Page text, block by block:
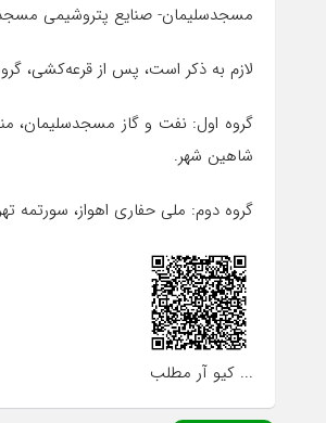
مسجدسلیمان- صنایع پتروشیمی
لازم به ذکر است، پس از قرعه‌کشی،
گروه اول: نفت و گاز مسجدسلیمان،
شاهین شهر.
گروه دوم: ملی حفاری اهواز، سورتمه
... کیو آر مطلب